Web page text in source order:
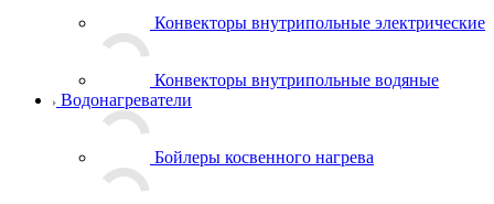
Конвекторы внутрипольные электрические
Конвекторы внутрипольные водяные
Водонагреватели
Бойлеры косвенного нагрева